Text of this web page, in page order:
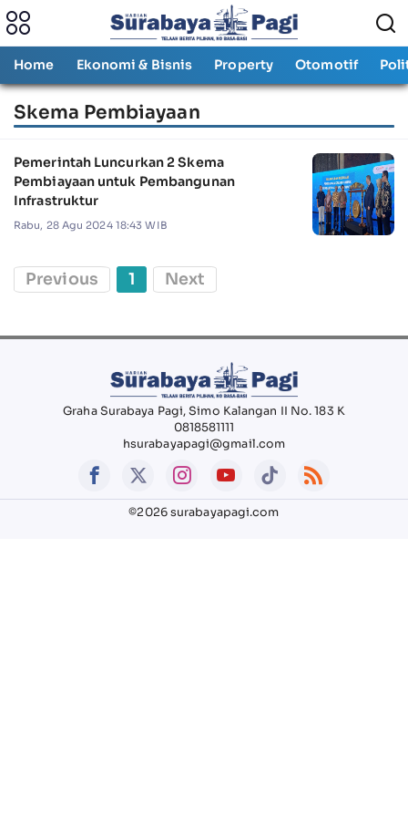
Home Ekonomi & Bisnis Property Otomotif
Skema Pembiayaan
Pemerintah Luncurkan 2 Skema
Pembiayaan untuk Pembangunan
Infrastruktur
Rabu, 28 Agu 2024 18:43 WIB
Previous 1 Next
Graha Surabaya Pagi, Simo Kalangan II No. 183 K
0818581111
hsurabayapagi@gmail.com
©2026 surabayapagi.com